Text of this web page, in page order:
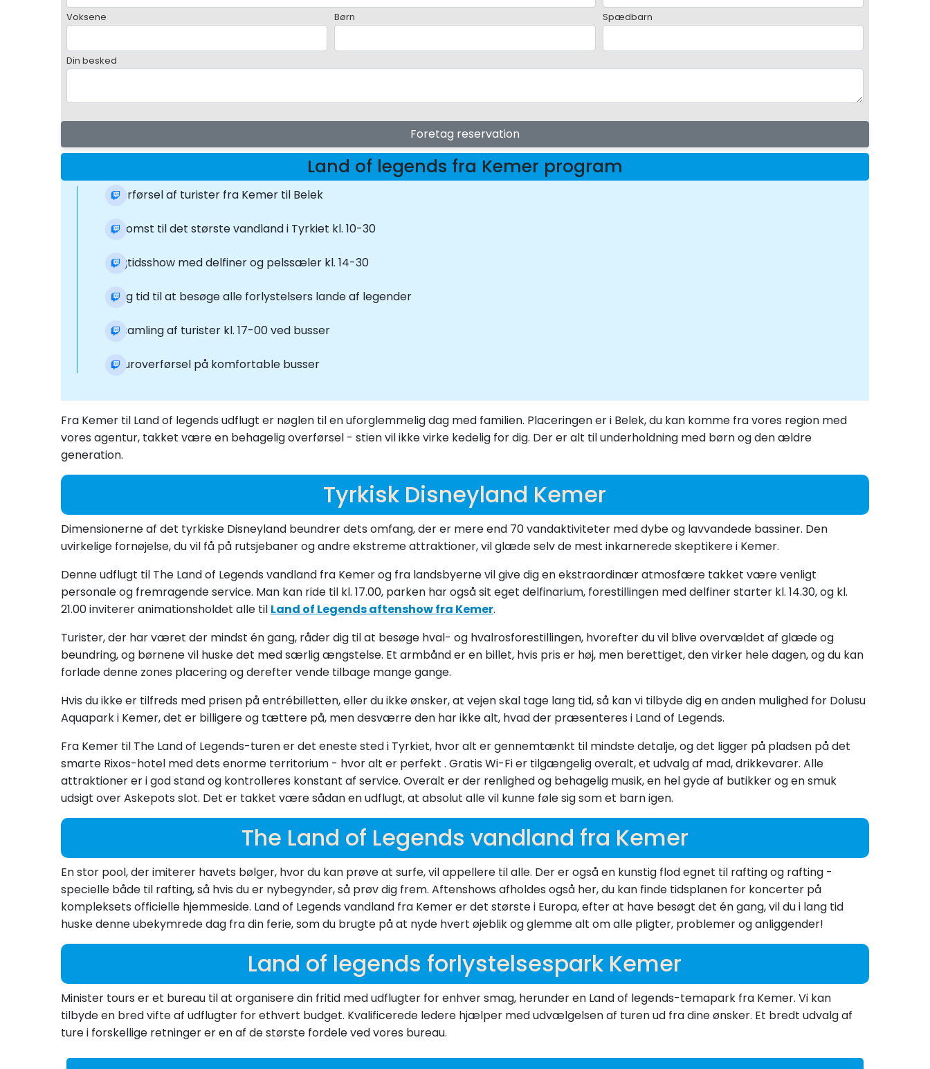
Voksene Børn Spædbarn
Din besked
Foretag reservation
Land of legends fra Kemer program
Overførsel af turister fra Kemer til Belek
Ankomst til det største vandland i Tyrkiet kl. 10-30
Dagtidsshow med delfiner og pelssæler kl. 14-30
Ledig tid til at besøge alle forlystelsers lande af legender
Indsamling af turister kl. 17-00 ved busser
Returoverførsel på komfortable busser
Fra Kemer til Land of legends udflugt er nøglen til en uforglemmelig dag med familien. Placeringen er i Belek, du kan komme fra vores region med
vores agentur, takket være en behagelig overførsel - stien vil ikke virke kedelig for dig. Der er alt til underholdning med børn og den ældre
generation.
Tyrkisk Disneyland Kemer
Dimensionerne af det tyrkiske Disneyland beundrer dets omfang, der er mere end 70 vandaktiviteter med dybe og lavvandede bassiner. Den
uvirkelige fornøjelse, du vil få på rutsjebaner og andre ekstreme attraktioner, vil glæde selv de mest inkarnerede skeptikere i Kemer.
Denne udflugt til The Land of Legends vandland fra Kemer og fra landsbyerne vil give dig en ekstraordinær atmosfære takket være venligt
personale og fremragende service. Man kan ride til kl. 17.00, parken har også sit eget delfinarium, forestillingen med delfiner starter kl. 14.30, og kl.
21.00 inviterer animationsholdet alle til Land of Legends aftenshow fra Kemer.
Turister, der har været der mindst én gang, råder dig til at besøge hval- og hvalrosforestillingen, hvorefter du vil blive overvældet af glæde og
beundring, og børnene vil huske det med særlig ængstelse. Et armbånd er en billet, hvis pris er høj, men berettiget, den virker hele dagen, og du kan
forlade denne zones placering og derefter vende tilbage mange gange.
Hvis du ikke er tilfreds med prisen på entrébilletten, eller du ikke ønsker, at vejen skal tage lang tid, så kan vi tilbyde dig en anden mulighed for Dolusu
Aquapark i Kemer, det er billigere og tættere på, men desværre den har ikke alt, hvad der præsenteres i Land of Legends.
Fra Kemer til The Land of Legends-turen er det eneste sted i Tyrkiet, hvor alt er gennemtænkt til mindste detalje, og det ligger på pladsen på det
smarte Rixos-hotel med dets enorme territorium - hvor alt er perfekt . Gratis Wi-Fi er tilgængelig overalt, et udvalg af mad, drikkevarer. Alle
attraktioner er i god stand og kontrolleres konstant af service. Overalt er der renlighed og behagelig musik, en hel gyde af butikker og en smuk
udsigt over Askepots slot. Det er takket være sådan en udflugt, at absolut alle vil kunne føle sig som et barn igen.
The Land of Legends vandland fra Kemer
En stor pool, der imiterer havets bølger, hvor du kan prøve at surfe, vil appellere til alle. Der er også en kunstig flod egnet til rafting og rafting -
specielle både til rafting, så hvis du er nybegynder, så prøv dig frem. Aftenshows afholdes også her, du kan finde tidsplanen for koncerter på
kompleksets officielle hjemmeside. Land of Legends vandland fra Kemer er det største i Europa, efter at have besøgt det én gang, vil du i lang tid
huske denne ubekymrede dag fra din ferie, som du brugte på at nyde hvert øjeblik og glemme alt om alle pligter, problemer og anliggender!
Land of legends forlystelsespark Kemer
Minister tours er et bureau til at organisere din fritid med udflugter for enhver smag, herunder en Land of legends-temapark fra Kemer. Vi kan
tilbyde en bred vifte af udflugter for ethvert budget. Kvalificerede ledere hjælper med udvælgelsen af turen ud fra dine ønsker. Et bredt udvalg af
ture i forskellige retninger er en af de største fordele ved vores bureau.